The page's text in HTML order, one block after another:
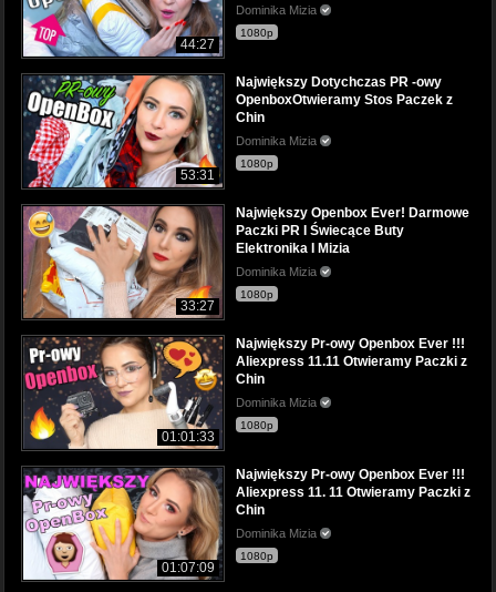
44:27
Dominika Mizia
1080p
53:31
Największy Dotychczas PR -owy
OpenboxOtwieramy Stos Paczek z
Chin
Dominika Mizia
1080p
33:27
Największy Openbox Ever! Darmowe
Paczki PR I Świecące Buty
Elektronika I Mizia
Dominika Mizia
1080p
01:01:33
Największy Pr-owy Openbox Ever !!!
Aliexpress 11.11 Otwieramy Paczki z
Chin
Dominika Mizia
1080p
01:07:09
Największy Pr-owy Openbox Ever !!!
Aliexpress 11. 11 Otwieramy Paczki z
Chin
Dominika Mizia
1080p